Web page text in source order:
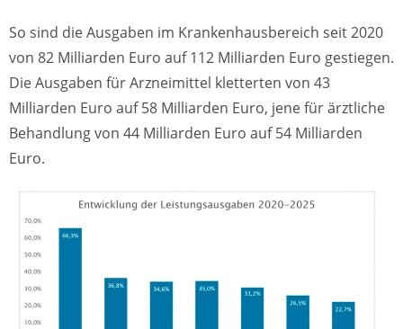
So sind die Ausgaben im Krankenhausbereich seit 2020
von 82 Milliarden Euro auf 112 Milliarden Euro gestiegen.
Die Ausgaben für Arzneimittel kletterten von 43
Milliarden Euro auf 58 Milliarden Euro, jene für ärztliche
Behandlung von 44 Milliarden Euro auf 54 Milliarden
Euro.